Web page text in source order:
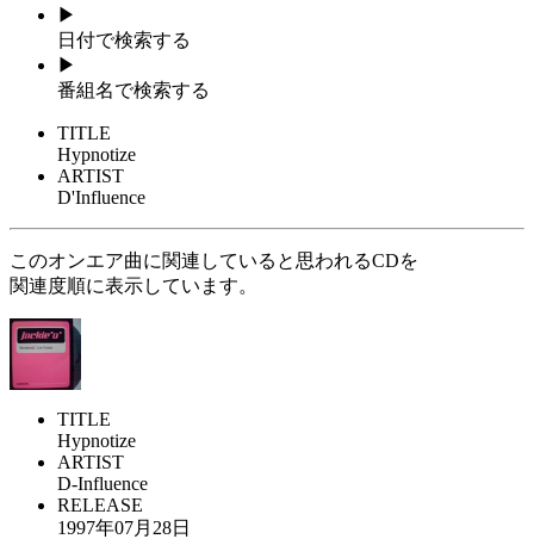
▶
日付で検索する
▶
番組名で検索する
TITLE
Hypnotize
ARTIST
D'Influence
このオンエア曲に関連していると思われるCDを
関連度順に表示しています。
TITLE
Hypnotize
ARTIST
D-Influence
RELEASE
1997年07月28日